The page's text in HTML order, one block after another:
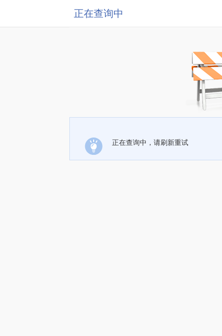
正在查询中
正在查询中，请刷新重试